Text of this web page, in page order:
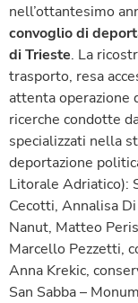
nell’ottantesimo
convoglio di
di Trieste. La
trasporto, resa
attenta operazione
ricerche condotte
specializzati nella
deportazione
Litorale Adriatico):
Cecotti, Annalisa
Nanut, Matteo
Marcello Pezzetti,
Anna Krekic,
San Sabba –